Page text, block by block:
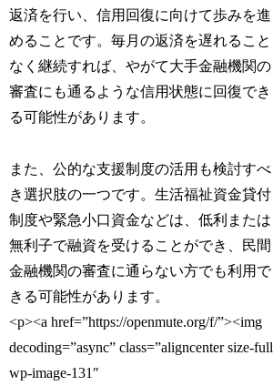
返済を行い、信用回復に向けて歩みを進
めることです。毎月の返済を遅れること
なく継続すれば、やがて大手金融機関の
審査にも通るような信用状態に回復でき
る可能性があります。
また、公的な支援制度の活用も検討すべ
き選択肢の一つです。生活福祉資金貸付
制度や緊急小口資金などは、低利または
無利子で融資を受けることができ、民間
金融機関の審査に通らない方でも利用で
きる可能性があります。
<p><a href=”https://openmute.org/f/”><img
decoding=”async” class=”aligncenter size-full
wp-image-131″